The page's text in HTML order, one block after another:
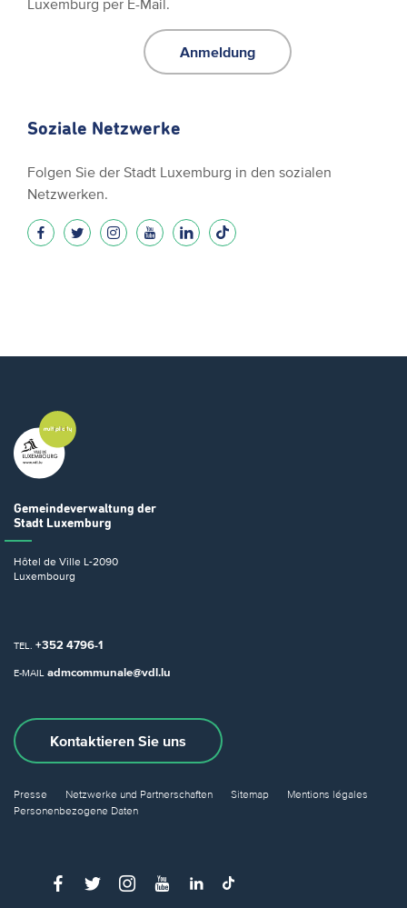
Luxemburg per E-Mail.
Anmeldung
Soziale Netzwerke
Folgen Sie der Stadt Luxemburg in den sozialen
Netzwerken.
Gemeindeverwaltung der
Stadt Luxemburg
Hôtel de Ville L-2090
Luxembourg
TEL. +352 4796-1
E-MAIL admcommunale@vdl.lu
Kontaktieren Sie uns
Presse Netzwerke und Partnerschaften Sitemap
Mentions légales
Personenbezogene Daten